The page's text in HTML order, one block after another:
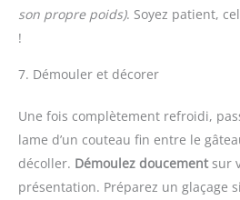
son propre poids). Soyez patient,
!
7. Démouler et décorer
Une fois complètement refroidi,
lame d’un couteau fin entre le
décoller. Démoulez doucement sur
présentation. Préparez un glaçage